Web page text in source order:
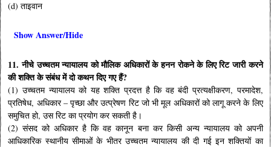
(d) ताइवान
Show Answer/Hide
11. नीचे उच्चतम न्यायालय को मौलिक अधिकारों के हनन रोकने के लिए रिट जारी करने
की शक्ति के संबंध में दो कथन दिए गए हैं?
(1) उच्चतम न्यायालय को यह शक्ति प्रदत्त है कि वह बंदी प्रत्यक्षीकरण, परमादेश,
प्रतिषेध, अधिकार – पृच्छा और उत्प्रेषण रिट जो भी मूल अधिकारों को लागू करने के लिए
समुचित हो, उस रिट का प्रयोग कर सकती है।
(2) संसद को अधिकार है कि वह कानून बना कर किसी अन्य न्यायालय को अपनी
आधिकारिक स्थानीय सीमाओं के भीतर उच्चतम न्यायालय की दी गई इन शक्तियों का